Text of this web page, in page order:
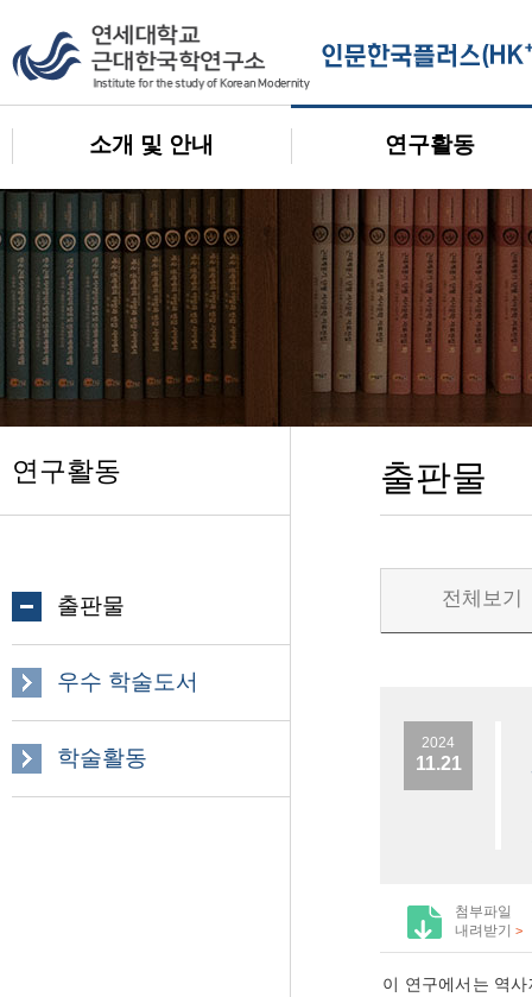
소개 및 안내 연구활동
연구활동
출판물
우수 학술도서
학술활동
출판물
전체보기
2024
11.21
첨부파일
내려받기 >
이 연구에서는 역